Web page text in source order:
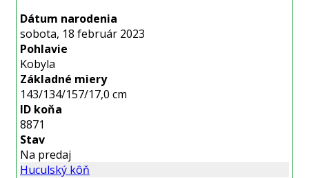
Dátum narodenia
sobota, 18 február 2023
Pohlavie
Kobyla
Základné miery
143/134/157/17,0 cm
ID koňa
8871
Stav
Na predaj
Huculský kôň